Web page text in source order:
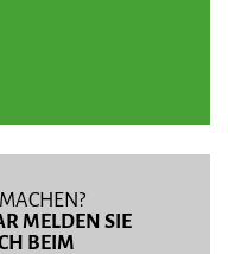
MELDEN SIE
BEIM